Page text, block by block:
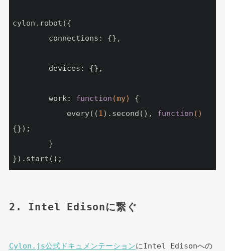
cylon.robot({
		work:
function (my)
{
			every((
1).second(), function ()
{});
}).start();
2. Intel Edisonに繋ぐ
Cylon.js公式ドキュメンテーションにIntel Edisonへの